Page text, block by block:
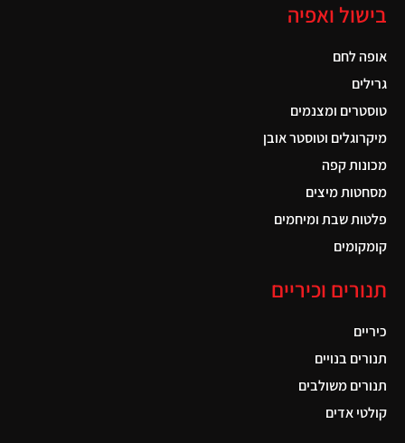
בישול ואפיה
אופה לחם
גרילים
טוסטרים ומצנמים
מיקרוגלים וטוסטר אובן
מכונות קפה
מסחטות מיצים
פלטות שבת ומיחמים
קומקומים
תנורים וכיריים
כיריים
תנורים בנויים
תנורים משולבים
קולטי אדים